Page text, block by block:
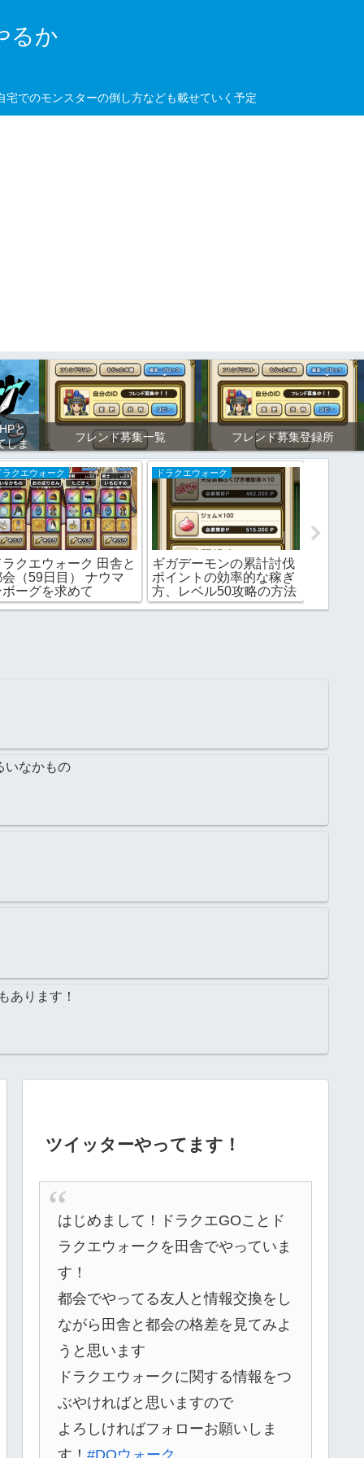
るか
でのモンスターの倒し方なども載せていく予定
と
しま
通報
フレンド募集一覧 フレンド募集登録所
ラクエウォーク
ラクエウォーク 田舎と
会（59日目） ナウマ
ボーグを求めて
ドラクエウォーク
ギガデーモンの累計討伐
ポイントの効率的な稼ぎ
方、レベル50攻略の方法
は
いなかもの
あります！
ツイッターやってます！
はじめまして！ドラクエGOことド
ラクエウォークを田舎でやっていま
す！
都会でやってる友人と情報交換をし
ながら田舎と都会の格差を見てみよ
うと思います
ドラクエウォークに関する情報をつ
ぶやければと思いますので
よろしければフォローお願いしま